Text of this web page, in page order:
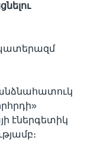
պատերազմ
էներգետիկ